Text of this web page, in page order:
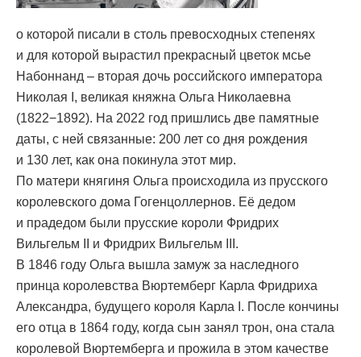
о которой писали в столь превосходных степенях
и для которой вырастил прекрасный цветок мсье
Набоннанд – вторая дочь российского императора
Николая I, великая княжна Ольга Николаевна
(1822−1892). На 2022 год пришлись две памятные
даты, с ней связанные: 200 лет со дня рождения
и 130 лет, как она покинула этот мир.
По матери княгиня Ольга происходила из прусского
королевского дома Гогенцоллернов. Её дедом
и прадедом были прусские короли Фридрих
Вильгельм II и Фридрих Вильгельм III.
В 1846 году Ольга вышла замуж за наследного
принца королевства Вюртемберг Карла Фридриха
Александра, будущего короля Карла I. После кончины
его отца в 1864 году, когда сын занял трон, она стала
королевой Вюртемберга и прожила в этом качестве